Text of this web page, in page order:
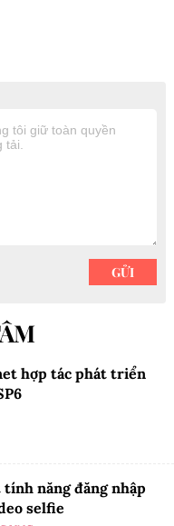
hợp tác phát triển
tính năng đăng nhập
selfie